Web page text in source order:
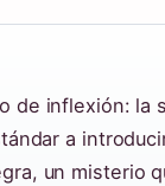
de inflexión: la
a
un misterio